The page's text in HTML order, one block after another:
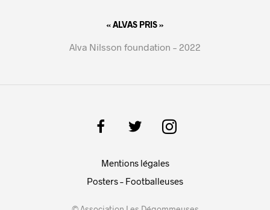
« ALVAS PRIS »
Alva Nilsson foundation – 2022
Mentions légales
Posters – Footballeuses